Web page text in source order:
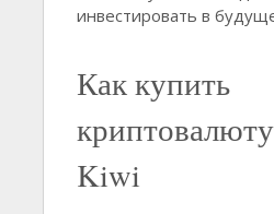
инвестировать в
Как купить
Kiwi